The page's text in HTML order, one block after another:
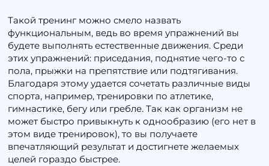
Такой тренинг можно смело назвать
функциональным, ведь во время упражнений вы
будете выполнять естественные движения. Среди
этих упражнений: приседания, поднятие чего-то с
пола, прыжки на препятствие или подтягивания.
Благодаря этому удается сочетать различные виды
спорта, например, тренировки по атлетике,
гимнастике, бегу или гребле. Так как организм не
может быстро привыкнуть к однообразию (его нет в
этом виде тренировок), то вы получаете
впечатляющий результат и достигнете желаемых
целей гораздо быстрее.